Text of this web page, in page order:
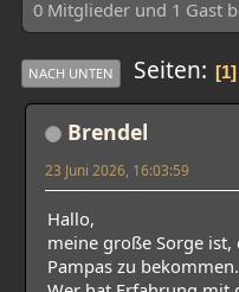
0 Mitglieder und 1 Gast
NACH UNTEN Seiten 1
Brendel
23 Juni 2026, 16:03:59
Hallo,
meine große Sorge
Pampas zu bekommen.